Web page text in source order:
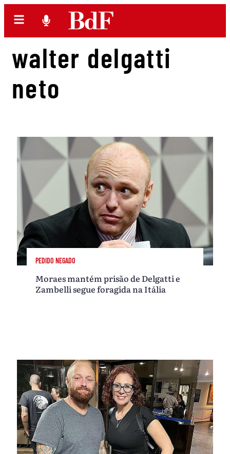
walter delgatti
neto
PEDIDO NEGADO
Moraes mantém prisão de Delgatti e
Zambelli segue foragida na Itália